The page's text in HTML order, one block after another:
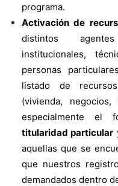
programa.
Activación de
distintos
institucionales,
personas
listado de
(vivienda,
especialmente
titularidad particular
aquellas que se
que nuestros
demandados dentro